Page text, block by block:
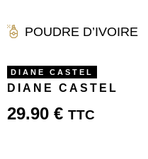
POUDRE D’IVOIRE
DIANE CASTEL
DIANE CASTEL
29.90 € TTC